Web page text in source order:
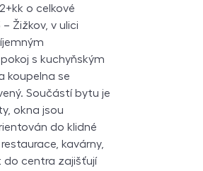
o celkové
Žižkov, v ulici
s kuchyňským
koupelna se
Součástí bytu je
okna jsou
do klidné
kavárny,
do centra zajišťují